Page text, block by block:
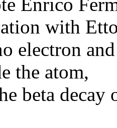
Enrico
with
electron
the atom,
beta